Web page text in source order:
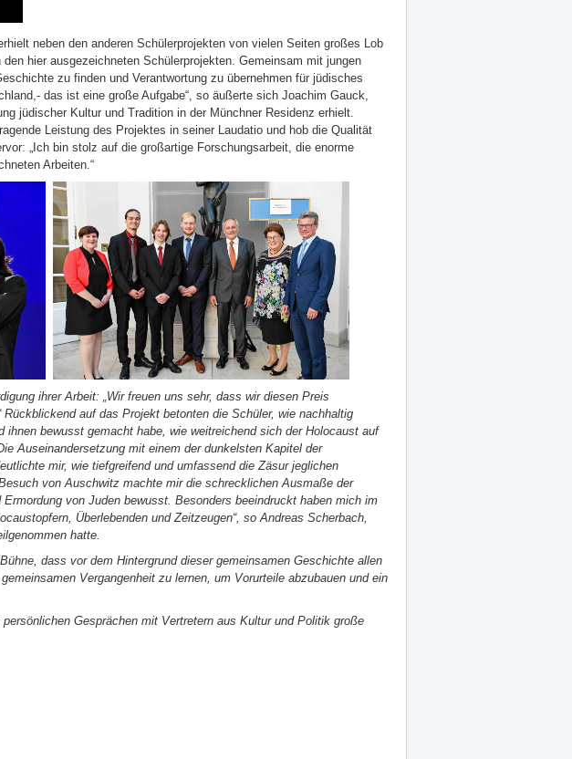
neben den anderen Schülerprojekten von vielen Seiten großes Lob
hier ausgezeichneten Schülerprojekten. Gemeinsam mit jungen
zu finden und Verantwortung zu übernehmen für jüdisches
das ist eine große Aufgabe“, so äußerte sich Joachim Gauck,
jüdischer Kultur und Tradition in der Münchner Residenz erhielt.
Leistung des Projektes in seiner Laudatio und hob die Qualität
„Ich bin stolz auf die großartige Forschungsarbeit, die enorme
Arbeiten.“
ihrer Arbeit: „Wir freuen uns sehr, dass wir diesen Preis
auf das Projekt betonten die Schüler, wie nachhaltig
bewusst gemacht habe, wie weitreichend sich der Holocaust auf
Auseinandersetzung mit einem der dunkelsten Kapitel der
mir, wie tiefgreifend und umfassend die Zäsur jeglichen
von Auschwitz machte mir die schrecklichen Ausmaße der
von Juden bewusst. Besonders beeindruckt haben mich im
Überlebenden und Zeitzeugen“, so Andreas Scherbach,
hatte.
dass vor dem Hintergrund dieser gemeinsamen Geschichte allen
Vergangenheit zu lernen, um Vorurteile abzubauen und ein
Gesprächen mit Vertretern aus Kultur und Politik große